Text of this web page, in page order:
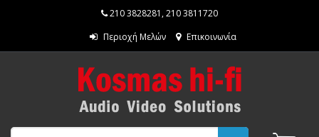
210 3828281 ,210 3811720
Περιοχή Μελών
Επικοινωνία